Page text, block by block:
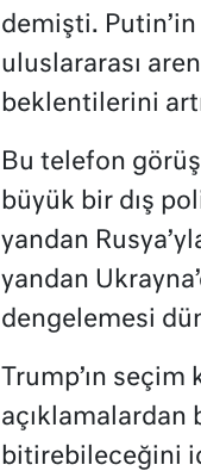
demişti. Putin’in
uluslararası
beklentilerini
Bu telefon
büyük bir dış
yandan
yandan
dengelemesi
Trump’ın
açıklamalardan
bitirebileceğini